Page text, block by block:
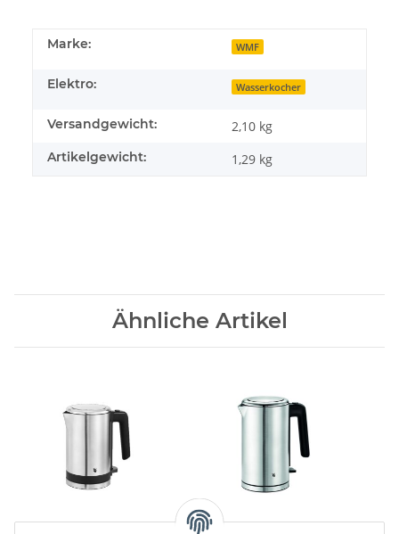
Marke: WMF
Elektro: Wasserkocher
Versandgewicht: 2,10 kg
Artikelgewicht: 1,29 kg
Ähnliche Artikel